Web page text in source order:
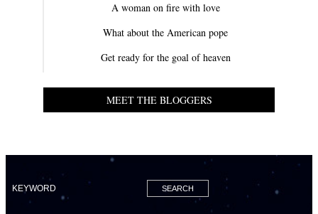
A woman on fire with love
What about the American pope
Get ready for the goal of heaven
MEET THE BLOGGERS